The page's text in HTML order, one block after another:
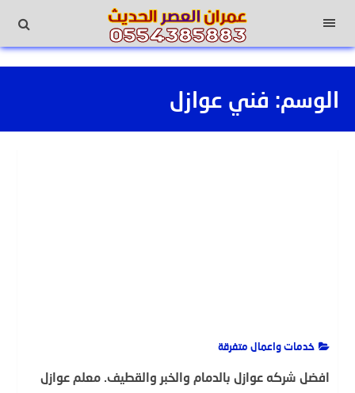
القائمة
الوسم: فني عوازل
خدمات واعمال متفرقة
افضل شركه عوازل بالدمام والخبر والقطيف. معلم عوازل